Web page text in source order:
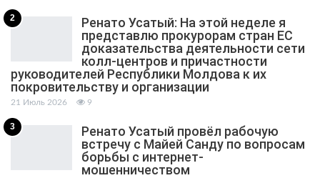
2
Ренато Усатый: На этой неделе я
представлю прокурорам стран ЕС
доказательства деятельности сети
колл-центров и причастности
руководителей Республики Молдова к их
покровительству и организации
21 Июль 2026 9
3
Ренато Усатый провёл рабочую
встречу с Майей Санду по вопросам
борьбы с интернет-
мошенничеством